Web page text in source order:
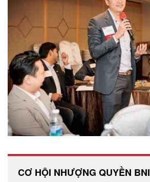
CƠ HỘI NHƯỢNG QUYỀN BNI